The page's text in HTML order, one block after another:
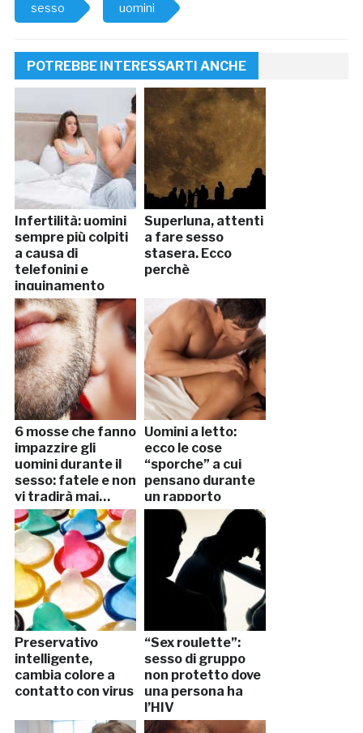
sesso uomini
POTREBBE INTERESSARTI ANCHE
Infertilità: uomini
sempre più colpiti
a causa di
telefonini e
inquinamento
Superluna, attenti
a fare sesso
stasera. Ecco
perchè
6 mosse che fanno
impazzire gli
uomini durante il
sesso: fatele e non
vi tradirà mai…
Uomini a letto:
ecco le cose
“sporche” a cui
pensano durante
un rapporto
sessuale…
Preservativo
intelligente,
cambia colore a
contatto con virus
“Sex roulette”:
sesso di gruppo
non protetto dove
una persona ha
l’HIV